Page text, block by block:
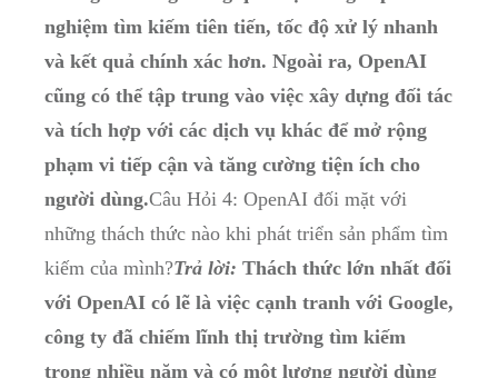
nghiệm tìm kiếm tiên tiến, tốc độ xử lý nhanh
và kết quả chính xác hơn. Ngoài ra, OpenAI
cũng có thể tập trung vào việc xây dựng đối tác
và tích hợp với các dịch vụ khác để mở rộng
phạm vi tiếp cận và tăng cường tiện ích cho
người dùng.Câu Hỏi 4: OpenAI đối mặt với
những thách thức nào khi phát triển sản phẩm tìm
kiếm của mình?Trả lời: Thách thức lớn nhất đối
với OpenAI có lẽ là việc cạnh tranh với Google,
công ty đã chiếm lĩnh thị trường tìm kiếm
trong nhiều năm và có một lượng người dùng